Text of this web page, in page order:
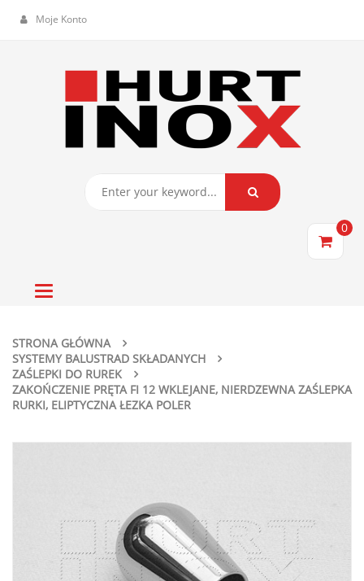
Moje Konto
0
Toggle
STRONA GŁÓWNA
SYSTEMY BALUSTRAD SKŁADANYCH
ZAŚLEPKI DO RUREK
ZAKOŃCZENIE PRĘTA FI 12 WKLEJANE, NIERDZEWNA ZAŚLEPKA
RURKI, ELIPTYCZNA ŁEZKA POLER